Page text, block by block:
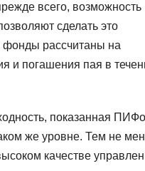
всего, возможность
сделать это
фонды рассчитаны на
и погашения пая в
показанная
же уровне. Тем не
качестве